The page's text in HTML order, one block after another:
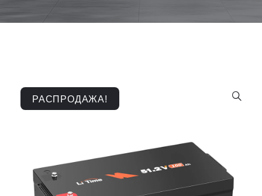
РАСПРОДАЖА!